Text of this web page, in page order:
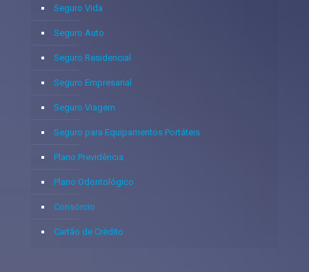
Seguro Vida
Seguro Auto
Seguro Residencial
Seguro Empresarial
Seguro Viagem
Seguro para Equipamentos Portáteis
Plano Previdência
Plano Odontológico
Consórcio
Cartão de Crédito